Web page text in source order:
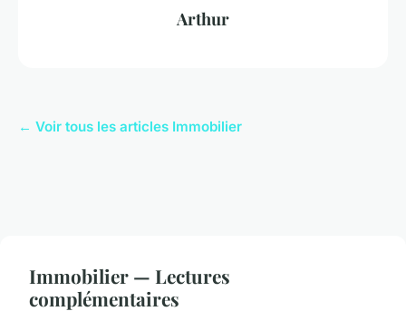
Arthur
← Voir tous les articles Immobilier
Immobilier — Lectures
complémentaires